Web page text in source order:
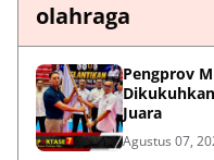
olahraga
Pengprov
Juara
Agustus 07,